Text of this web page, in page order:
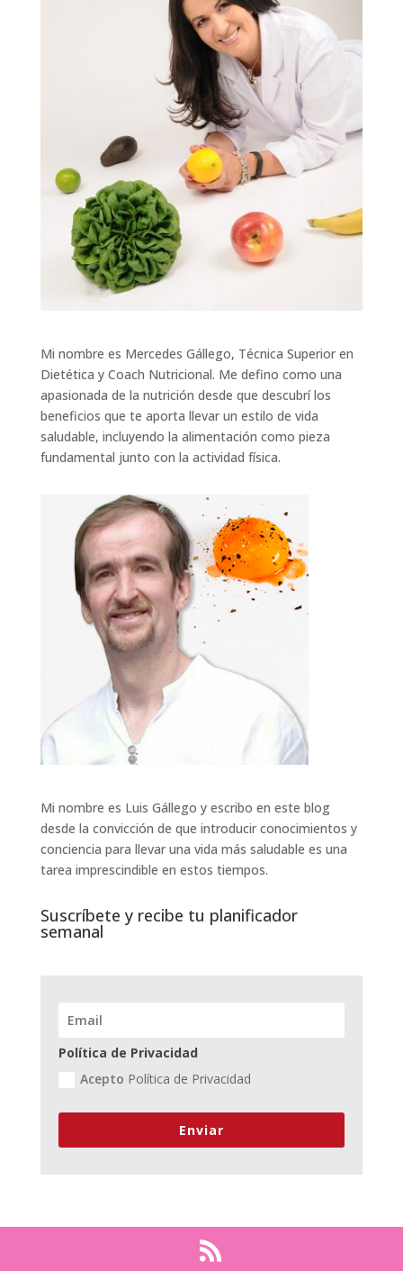
Mi nombre es Mercedes Gállego, Técnica Superior en
Dietética y Coach Nutricional. Me defino como una
apasionada de la nutrición desde que descubrí los
beneficios que te aporta llevar un estilo de vida
saludable, incluyendo la alimentación como pieza
fundamental junto con la actividad física.
Mi nombre es Luis Gállego y escribo en este blog
desde la convicción de que introducir conocimientos y
conciencia para llevar una vida más saludable es una
tarea imprescindible en estos tiempos.
Suscríbete y recibe tu planificador
semanal
Política de Privacidad
Acepto Política de Privacidad
Enviar